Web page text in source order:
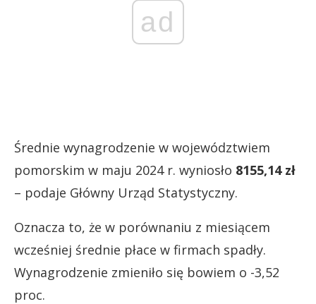
ad
Średnie wynagrodzenie w województwiem
pomorskim w maju 2024 r. wyniosło 8155,14 zł
– podaje Główny Urząd Statystyczny.
Oznacza to, że w porównaniu z miesiącem
wcześniej średnie płace w firmach spadły.
Wynagrodzenie zmieniło się bowiem o -3,52
proc.